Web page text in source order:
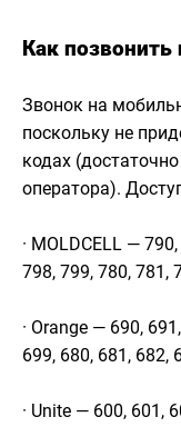
Как
Звонок на
поскольку не
кодах
оператора).
· MOLDCELL —
798, 799, 780, 781,
· Orange — 690,
699, 680, 681, 682,
· Unite — 600, 601,